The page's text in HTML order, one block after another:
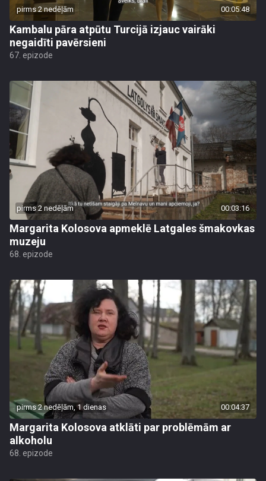
pirms 2 nedēļām 00:05:48
Kambalu pāra atpūtu Turcijā izjauc vairāki
negaidīti pavērsieni
67. epizode
pirms 2 nedēļām 00:03:16
Margarita Kolosova apmeklē Latgales šmakovkas
muzeju
68. epizode
pirms 2 nedēļām, 1 dienas 00:04:37
Margarita Kolosova atklāti par problēmām ar
alkoholu
68. epizode